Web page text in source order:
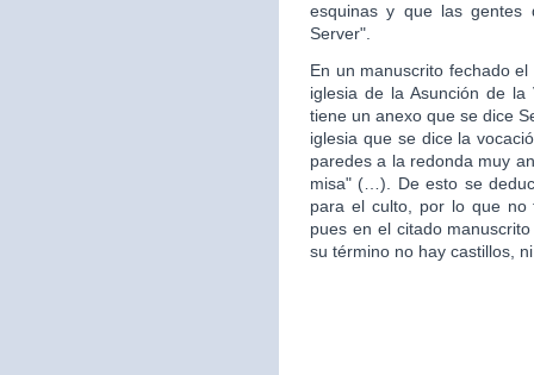
esquinas y que las gentes
Server".
En un manuscrito fechado
iglesia de la Asunción de
tiene un anexo que se dice
iglesia que se dice la
paredes a la redonda muy
misa" (…). De esto se
para el culto, por lo que no
pues en el citado
su término no hay castillos,